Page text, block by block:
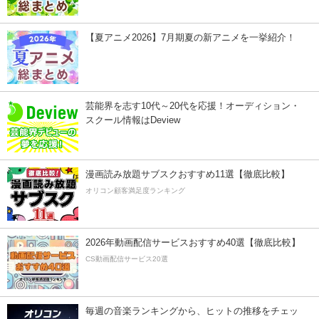
【夏アニメ2026】7月期夏の新アニメを一挙紹介！
芸能界を志す10代～20代を応援！オーディション・
スクール情報はDeview
漫画読み放題サブスクおすすめ11選【徹底比較】
オリコン顧客満足度ランキング
2026年動画配信サービスおすすめ40選【徹底比較】
CS動画配信サービス20選
毎週の音楽ランキングから、ヒットの推移をチェッ